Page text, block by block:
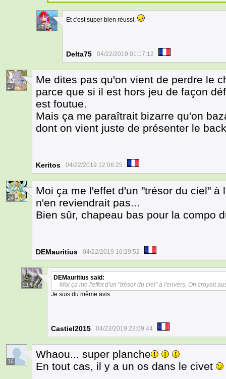
47
Et c'est super bien réussi.
Delta75 04/22/2019 01:17:12
27
Me dites pas qu'on vient de perdre le
parce que si il est hors jeu de façon
est foutue.
Mais ça me paraîtrait bizarre qu'on
dont on vient juste de présenter le
Keritos 04/22/2019 12:06:25
24
Moi ça me l'effet d'un "trésor du ciel"
n'en reviendrait pas...
Bien sûr, chapeau bas pour la compo
DEMauritius 04/22/2019 16:29:52
21
DEMauritius said:
Moi ça me l'effet d'un "trésor du ciel" à l'envers. On croyait
Je suis du même avis.
Castiel2015 04/23/2019 23:09:44
16
Whaou... super planche
En tout cas, il y a un os dans le civet